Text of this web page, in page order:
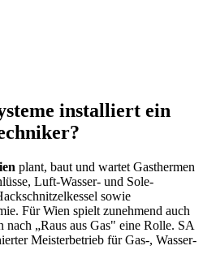
installiert ein
plant, baut und wartet Gasthermen
Luft-Wasser- und Sole-
sowie
Für Wien spielt zunehmend auch
nach „Raus aus Gas" eine Rolle. SA
Meisterbetrieb für Gas-, Wasser-